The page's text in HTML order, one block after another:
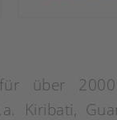
über
Kiribati,